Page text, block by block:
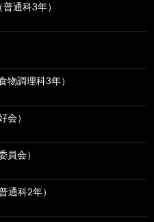
通科3年）
物調理科3年）
会）
員会）
通科2年）